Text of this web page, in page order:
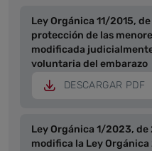
Ley Orgánica 11/2015,
protección de las
modificada
voluntaria del embarazo
DESCARGAR PDF
Ley Orgánica 1/2023,
modifica la Ley